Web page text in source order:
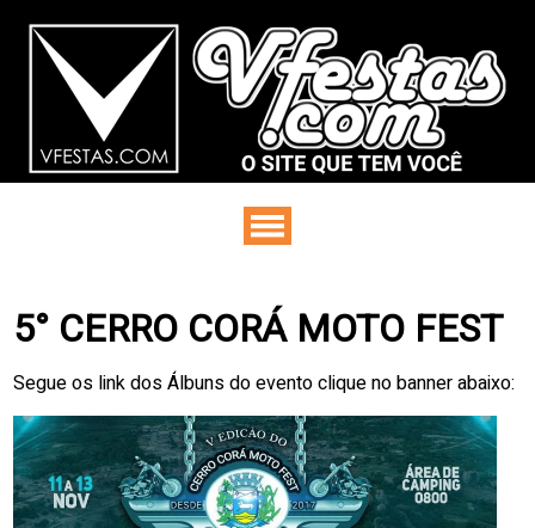
5° CERRO CORÁ MOTO FEST
Segue os link dos Álbuns do evento clique no banner abaixo: